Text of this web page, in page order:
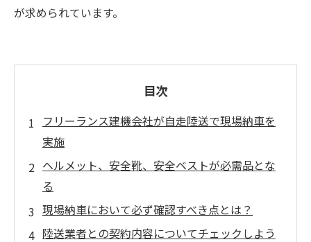
が求められています。
目次
フリーランス建機会社が自走陸送で現場納車を
実施
ヘルメット、安全靴、安全ベストが必需品とな
る
現場納車において必ず確認すべき点とは？
陸送業者との契約内容についてチェックしよう